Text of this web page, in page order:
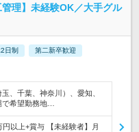
理】未経験OK／大手グル
日制 第二新卒歓迎
、千葉、神奈川）、愛知、
希望勤務地…
円以上+賞与 【未経験者】月